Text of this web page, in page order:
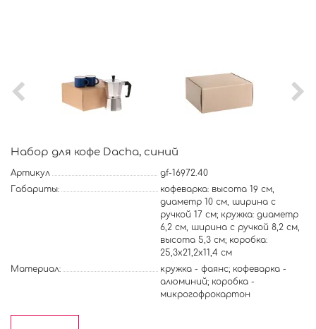
Набор для кофе Dacha, синий
Артикул
gf-16972.40
Габариты:
кофеварка: высота 19 см,
диаметр 10 см, ширина с
ручкой 17 см; кружка: диаметр
6,2 см, ширина с ручкой 8,2 см,
высота 5,3 см; коробка:
25,3х21,2х11,4 см
Материал:
кружка - фаянс; кофеварка -
алюминий; коробка -
микрогофрокартон